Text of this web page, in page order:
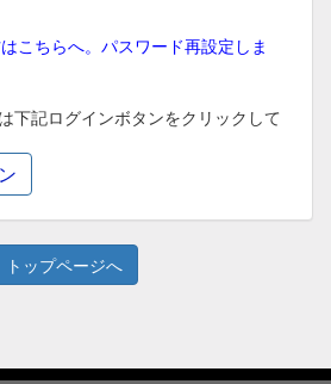
こちらへ。パスワード再設定しま
下記ログインボタンをクリックして
トップページへ